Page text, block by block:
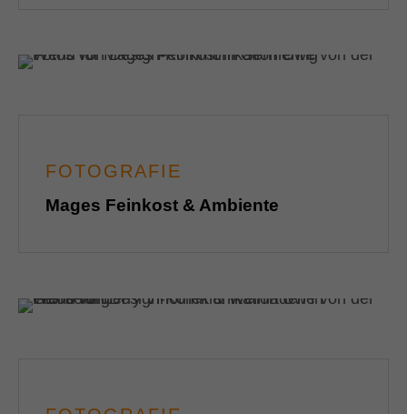
FOTOGRAFIE
Mages Feinkost & Ambiente